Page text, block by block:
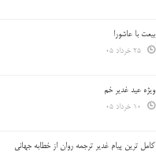
بیعت با عاشورا
ویژه عید غدیر خم
کامل ترین پیام غدیر ترجمه روان از خطابه جهانی